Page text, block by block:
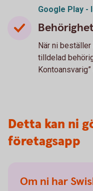
Google Play -
När ni
tilldelad
Detta kan ni
företagsapp
Om ni har